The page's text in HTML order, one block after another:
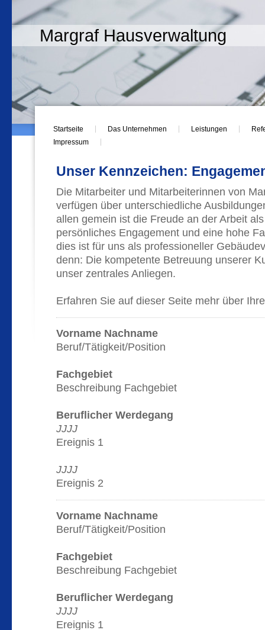
Margraf Hausverwaltung
Startseite Das Unternehmen Leistungen
Impressum
Unser Kennzeichen:
Die Mitarbeiter und Mitarbeiterinnen von
verfügen über unterschiedliche
allen gemein ist die Freude an der Arbeit
persönliches Engagement und eine hohe
dies ist für uns als professioneller
denn: Die kompetente Betreuung unserer
unser zentrales Anliegen.
Erfahren Sie auf dieser Seite mehr über
Vorname Nachname
Beruf/Tätigkeit/Position
Fachgebiet
Beschreibung Fachgebiet
Beruflicher Werdegang
JJJJ
Ereignis 1
JJJJ
Ereignis 2
Vorname Nachname
Beruf/Tätigkeit/Position
Fachgebiet
Beschreibung Fachgebiet
Beruflicher Werdegang
JJJJ
Ereignis 1